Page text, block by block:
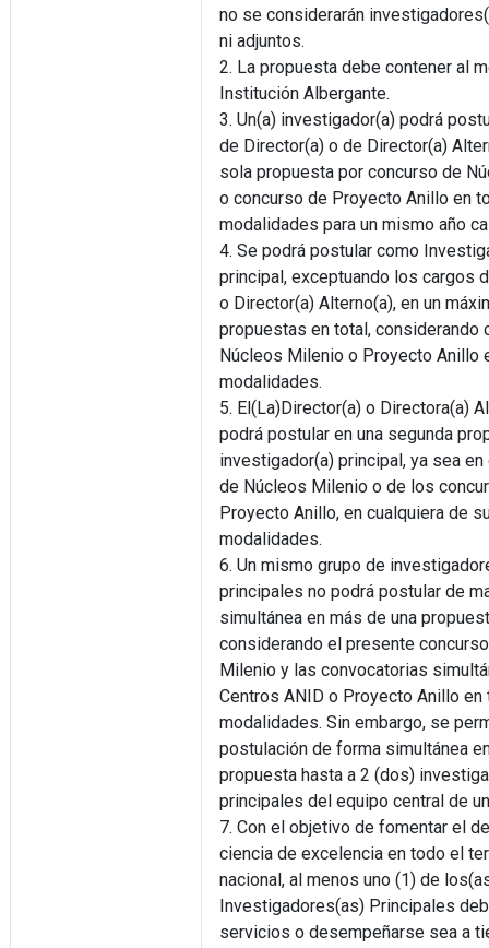
no se considerarán
ni adjuntos.
2. La propuesta debe contener al
Institución Albergante.
3. Un(a) investigador(a) podrá
de Director(a) o de Director(a)
sola propuesta por concurso de
o concurso de Proyecto Anillo en
modalidades para un mismo año
4. Se podrá postular como
principal, exceptuando los cargos
o Director(a) Alterno(a), en un
propuestas en total, considerando
Núcleos Milenio o Proyecto Anillo
modalidades.
5. El(La)Director(a) o Directora(a)
podrá postular en una segunda
investigador(a) principal, ya sea
de Núcleos Milenio o de los
Proyecto Anillo, en cualquiera de
modalidades.
6. Un mismo grupo de
principales no podrá postular de
simultánea en más de una
considerando el presente
Milenio y las convocatorias
Centros ANID o Proyecto Anillo
modalidades. Sin embargo, se
postulación de forma simultánea
propuesta hasta a 2 (dos)
principales del equipo central de
7. Con el objetivo de fomentar el
ciencia de excelencia en todo el
nacional, al menos uno (1) de
Investigadores(as) Principales
servicios o desempeñarse sea a